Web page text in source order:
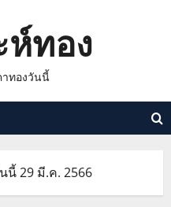
ห์ทอง
ทองวันนี้
นี้ 29 มี.ค. 2566